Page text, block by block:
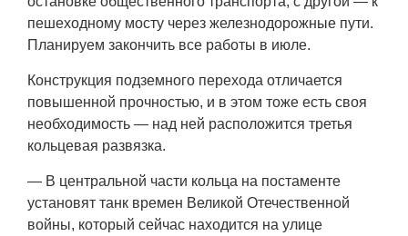
пешеходному мосту через железнодорожные пути.
Планируем закончить все работы в июле.
Конструкция подземного перехода отличается
повышенной прочностью, и в этом тоже есть своя
необходимость — над ней расположится третья
кольцевая развязка.
— В центральной части кольца на постаменте
установят танк времен Великой Отечественной
войны, который сейчас находится на улице